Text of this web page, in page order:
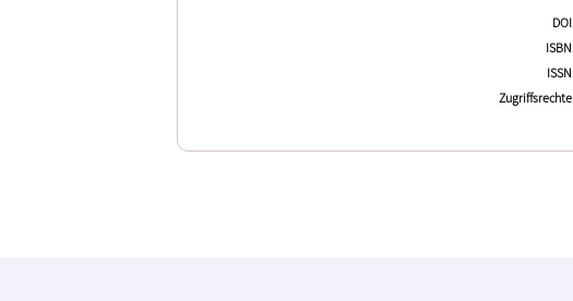
DOI
ISBN
ISSN
Zugriffsrechte